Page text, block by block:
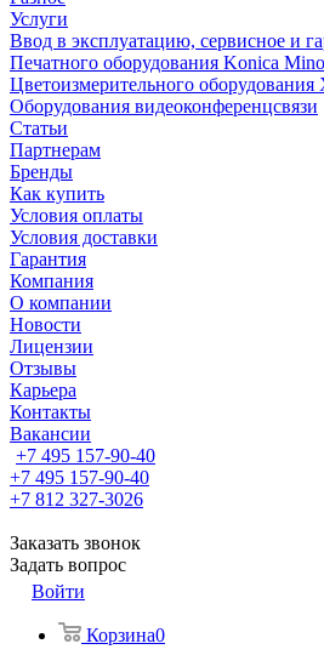
Услуги
Ввод в эксплуатацию, сервисное и
Печатного оборудования Konica
Цветоизмерительного оборудования
Оборудования видеоконференцсвязи
Статьи
Партнерам
Бренды
Как купить
Условия оплаты
Условия доставки
Гарантия
Компания
О компании
Новости
Лицензии
Отзывы
Карьера
Контакты
Вакансии
+7 495 157-90-40
+7 495 157-90-40
+7 812 327-3026
Заказать звонок
Задать вопрос
Войти
Корзина0